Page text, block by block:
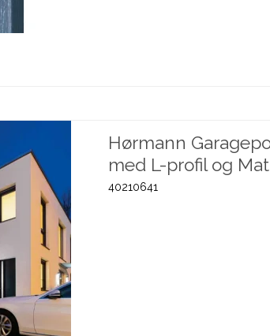
Hørmann
med L-profil og
40210641